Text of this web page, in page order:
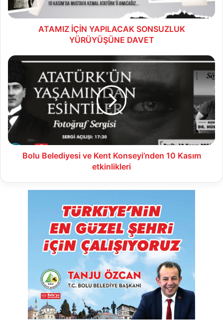
ATAMIZ İÇİN YAPILACAK SONSUZLUK
YÜRÜYÜŞÜNE DAVET
Bolu
ve
Kent
Konseyi’nden
10
Kasım
etkinlikleri
Bolu Belediyesi ve Kent Konseyi’nden 10 Kasım
etkinlikleri